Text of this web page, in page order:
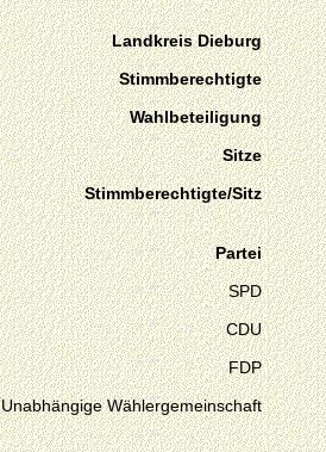
Landkreis Dieburg
Stimmberechtigte
Wahlbeteiligung
Sitze
Stimmberechtigte/Sitz
Partei
SPD
CDU
FDP
Unabhängige Wählergemeinschaft